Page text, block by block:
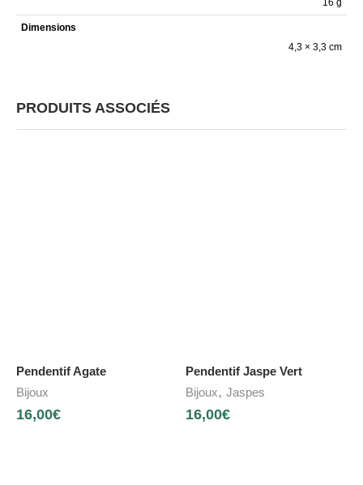
Dimensions
4,3 × 3,3 cm
PRODUITS ASSOCIÉS
Pendentif Agate
Bijoux
16,00€
Pendentif Jaspe Vert
Bijoux, Jaspes
16,00€